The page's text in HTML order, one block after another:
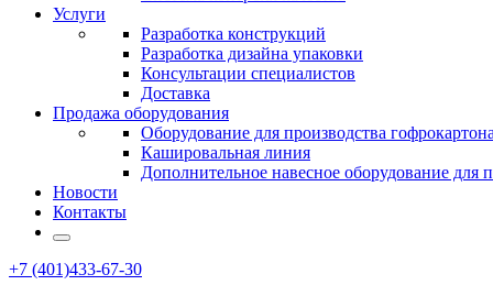
Услуги
Разработка конструкций
Разработка дизайна упаковки
Консультации специалистов
Доставка
Продажа оборудования
Оборудование для производства гофрокартона
Кашировальная линия
Дополнительное навесное оборудование для
Новости
Контакты
+7 (401)433-67-30